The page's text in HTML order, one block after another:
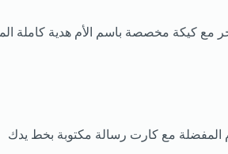
مع كيكة مخصصة باسم الأم هدية كاملة
المفضلة مع كارت رسالة مكتوبة بخط يدك